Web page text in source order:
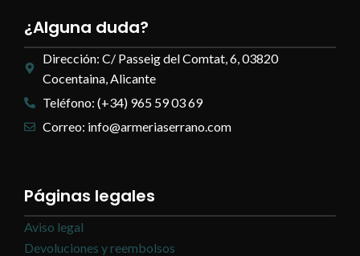
¿Alguna duda?
Dirección: C/ Passeig del Comtat, 6, 03820
Cocentaina, Alicante
Teléfono: (+34) 965 59 03 69
Correo: info@armeriaserrano.com
Páginas legales
Aviso legal
Devoluciones y reembolsos